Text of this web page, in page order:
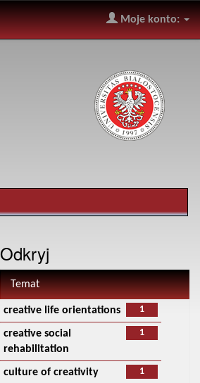
Moje konto:
Odkryj
Temat
1
creative life orientations
1
creative social
rehabilitation
1
culture of creativity